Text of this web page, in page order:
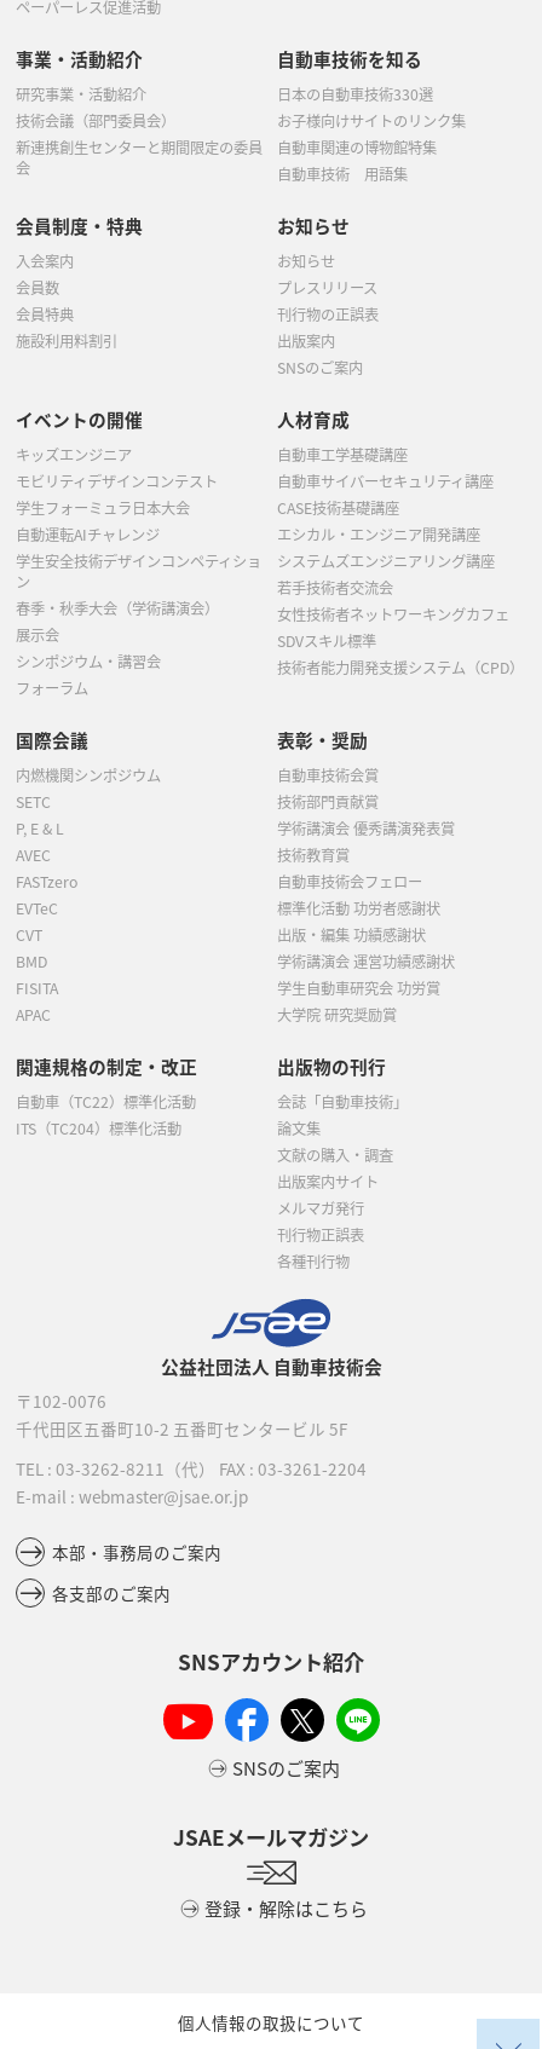
公益社団法人 自動車技術会
〒102-0076
千代田区五番町10-2 五番町センタービル 5F
TEL : 03-3262-8211 （代） FAX : 03-3261-2204
E-mail : webmaster@jsae.or.jp
本部・事務局のご案内
各支部のご案内
SNSアカウント紹介
SNSのご案内
JSAEメールマガジン
登録・解除はこちら
ペーパーレス促進活動
事業・活動紹介
研究事業・活動紹介
技術会議（部門委員会）
新連携創生センターと期間限定の委員
会
自動車技術を知る
日本の自動車技術330選
お子様向けサイトのリンク集
自動車関連の博物館特集
自動車技術 用語集
会員制度・特典
入会案内
会員数
会員特典
施設利用料割引
お知らせ
お知らせ
プレスリリース
刊行物の正誤表
出版案内
SNSのご案内
イベントの開催
キッズエンジニア
モビリティデザインコンテスト
学生フォーミュラ日本大会
自動運転AIチャレンジ
学生安全技術デザインコンペティショ
ン
春季・秋季大会（学術講演会）
展示会
シンポジウム・講習会
フォーラム
人材育成
自動車工学基礎講座
自動車サイバーセキュリティ講座
CASE技術基礎講座
エシカル・エンジニア開発講座
システムズエンジニアリング講座
若手技術者交流会
女性技術者ネットワーキングカフェ
SDVスキル標準
技術者能力開発支援システム（CPD）
国際会議
内燃機関シンポジウム
SETC
P, E & L
AVEC
FASTzero
EVTeC
CVT
BMD
FISITA
APAC
表彰・奨励
自動車技術会賞
技術部門貢献賞
学術講演会 優秀講演発表賞
技術教育賞
自動車技術会フェロー
標準化活動 功労者感謝状
出版・編集 功績感謝状
学術講演会 運営功績感謝状
学生自動車研究会 功労賞
大学院 研究奨励賞
関連規格の制定・改正
自動車（TC22）標準化活動
ITS（TC204）標準化活動
出版物の刊行
会誌「自動車技術」
論文集
文献の購入・調査
出版案内サイト
メルマガ発行
刊行物正誤表
各種刊行物
個人情報の取扱について